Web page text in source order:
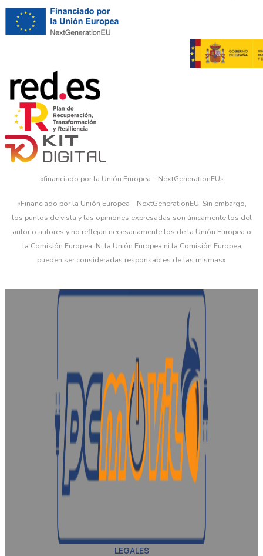
«financiado por la Unión Europea – NextGenerationEU»
«Financiado por la Unión Europea – NextGenerationEU. Sin embargo,
los puntos de vista y las opiniones expresadas son únicamente los del
autor o autores y no reflejan necesariamente los de la Unión Europea o
la Comisión Europea. Ni la Unión Europea ni la Comisión Europea
pueden ser consideradas responsables de las mismas»
LEGALES